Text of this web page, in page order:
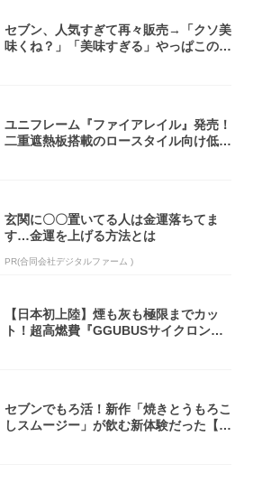
セブン、人気すぎて再々販売→「クソ美
味くね？」「美味すぎる」やっぱこのク
ユニフレーム『ファイアレイル』発売！
二重遮熱板搭載のロースタイル向け低型
玄関に〇〇置いてる人は金運落ちてま
す…金運を上げる方法とは
PR(合同会社デジタルファーム )
【日本初上陸】煙も灰も極限までカッ
ト！超高燃費『GGUBUSサイクロン焚
セブンでもろ活！新作「焼きとうもろこ
しスムージー」が飲む新体験だった【東